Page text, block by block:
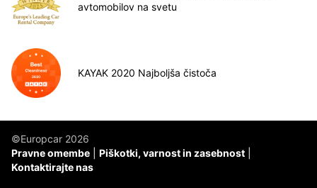
avtomobilov na svetu
KAYAK 2020 Najboljša čistoča
©Europcar 2026
Pravne omembe
Piškotki, varnost in zasebnost
Kontaktirajte nas